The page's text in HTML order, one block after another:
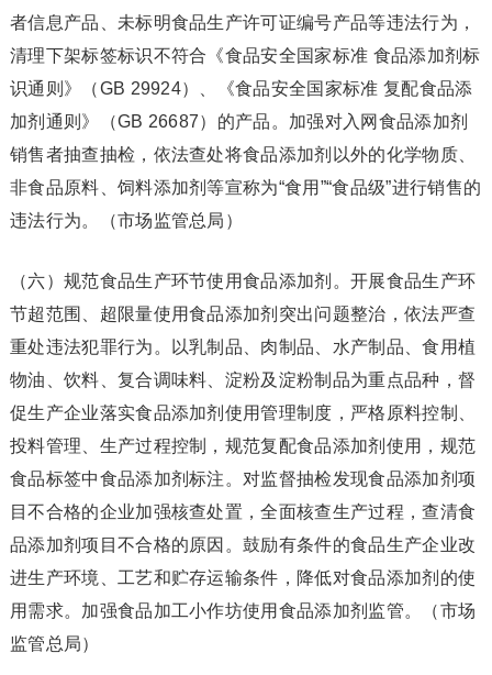
者信息产品、未标明食品生产许可证编号产品等违法行为，
清理下架标签标识不符合《食品安全国家标准 食品添加剂标
识通则》（GB 29924）、《食品安全国家标准 复配食品添
加剂通则》（GB 26687）的产品。加强对入网食品添加剂
销售者抽查抽检，依法查处将食品添加剂以外的化学物质、
非食品原料、饲料添加剂等宣称为“食用”“食品级”进行销售的
违法行为。（市场监管总局）
（六）规范食品生产环节使用食品添加剂。开展食品生产环
节超范围、超限量使用食品添加剂突出问题整治，依法严查
重处违法犯罪行为。以乳制品、肉制品、水产制品、食用植
物油、饮料、复合调味料、淀粉及淀粉制品为重点品种，督
促生产企业落实食品添加剂使用管理制度，严格原料控制、
投料管理、生产过程控制，规范复配食品添加剂使用，规范
食品标签中食品添加剂标注。对监督抽检发现食品添加剂项
目不合格的企业加强核查处置，全面核查生产过程，查清食
品添加剂项目不合格的原因。鼓励有条件的食品生产企业改
进生产环境、工艺和贮存运输条件，降低对食品添加剂的使
用需求。加强食品加工小作坊使用食品添加剂监管。（市场
监管总局）